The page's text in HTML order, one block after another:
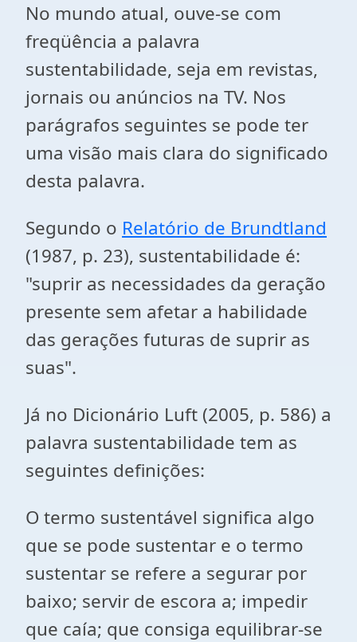
No mundo atual, ouve-se com
freqüência a palavra
sustentabilidade, seja em revistas,
jornais ou anúncios na TV. Nos
parágrafos seguintes se pode ter
uma visão mais clara do significado
desta palavra.
Segundo o Relatório de Brundtland
(1987, p. 23), sustentabilidade é:
"suprir as necessidades da geração
presente sem afetar a habilidade
das gerações futuras de suprir as
suas".
Já no Dicionário Luft (2005, p. 586) a
palavra sustentabilidade tem as
seguintes definições:
O termo sustentável significa algo
que se pode sustentar e o termo
sustentar se refere a segurar por
baixo; servir de escora a; impedir
que caía; que consiga equilibrar-se